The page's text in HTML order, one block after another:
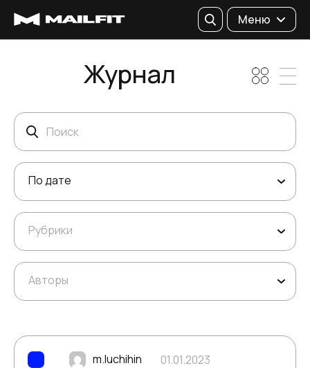
Меню
Поиск
Журнал
Поиск
По дате
Рубрики
Авторы
m.luchihin 01.01.2023